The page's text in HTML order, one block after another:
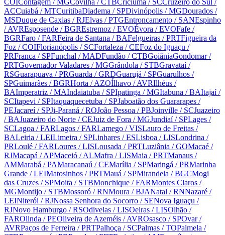
COIContagem / MGCovilhã / CTBCriciúma / SCCruzeiro do Sul /
ACCuiabá / MTCuritibaDiadema / SPDivinópolis / MGDourados /
MSDuque de Caxias / RJElvas / PTGEntroncamento / SANEspinho
/ AVREsposende / BGREstremoz / EVOÉvora / EVOFafe /
BGRFaro / FARFeira de Santana / BAFelgueiras / PRTFigueira da
Foz / COIFlorianópolis / SCFortaleza / CEFoz do Iguaçu /
PRFranca / SPFunchal / MADFundão / CTBGoiâniaGondomar/
PRTGovernador Valadares / MGGrândola / STBGravataí/
RSGuarapuava / PRGuarda / GRDGuarujá / SPGuarulhos /
SPGuimarães / BGRHorta / AZOÍlhavo / AVRIlhéus /
BAImperatriz / MAIndaiatuba / SPIpatinga / MGItabuna / BAItajaí/
SCItapevi / SPItaquaquecetuba / SPJaboatão dos Guararapes /
PEJacareí/ SPJi-Paraná / ROJoão Pessoa / PBJoinville / SCJuazeiro
/ BAJuazeiro do Norte / CEJuiz de Fora / MGJundiaí/ SPLages /
SCLagoa / FARLagos / FARLamego / VISLauro de Freitas /
BALeiria / LEILimeira / SPLinhares / ESLisboa / LISLondrina /
PRLoulé / FARLoures / LISLousada / PRTLuziânia / GOMacaé /
RJMacapá / APMaceió / ALMafra / LISMaia / PRTManaus /
AMMarabá / PAMaracanaú / CEMarília / SPMaringá / PRMarinha
Grande / LEIMatosinhos / PRTMauá / SPMirandela / BGCMogi
das Cruzes / SPMoita / STBMonchique / FARMontes Claros /
MGMontijo / STBMossoró / RNMoura / BJANatal / RNNazaré /
LEINiterói / RJNossa Senhora do Socorro / SENova Iguaçu /
RJNovo Hamburgo / RSOdivelas / LISOeiras / LISOlhão /
FAROlinda / PEOliveira de Azeméis / AVROsasco / SPOvar/
AVRPaços de Ferreira / PRTPalhoça / SCPalmas / TOPalmela /